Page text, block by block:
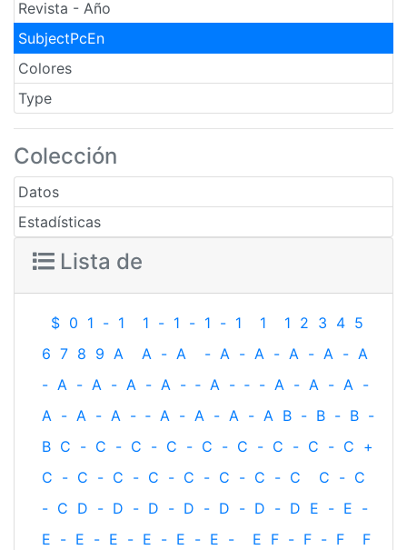
Revista - Año
SubjectPcEn
Colores
Type
Colección
Datos
Estadísticas
Lista de
$ 0 1 - 1 1 - 1 - 1 - 1 1 1 2 3 4 5
6 7 8 9 A A - A - A - A - A - A - A
- A - A - A - A - ‐ A - ‐ - A - A - A -
A - A - A - ‐ A - A - A - A B - B - B -
B C - C - C - C - C - C - C - C - C +
C - C - C - C - C - C - C - C C - C
- C D - D - D - D - D - D - D E - E -
E - E - E - E - E - E - E F - F - F
F